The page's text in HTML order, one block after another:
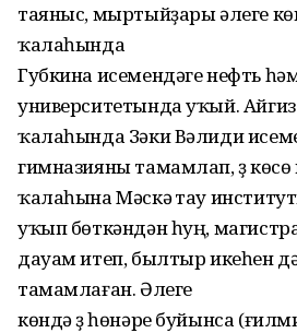
таяныс, мыртыйҙары әлеге
ҡалаһында
Губкина исемендәге нефть
университетында уҡый.
ҡалаһында Зәки Вәлиди
гимназияны тамамлап, үҙ көсө
ҡалаһына Мәскәү тау
уҡып бөткәндән һуң,
дауам итеп, былтыр икеһен
тамамлаған. Әлеге
көндә үҙ һөнәре буйынса